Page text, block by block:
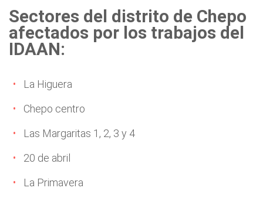
Sectores del distrito de Chepo
afectados por los trabajos del
IDAAN:
La Higuera
Chepo centro
Las Margaritas 1, 2, 3 y 4
20 de abril
La Primavera